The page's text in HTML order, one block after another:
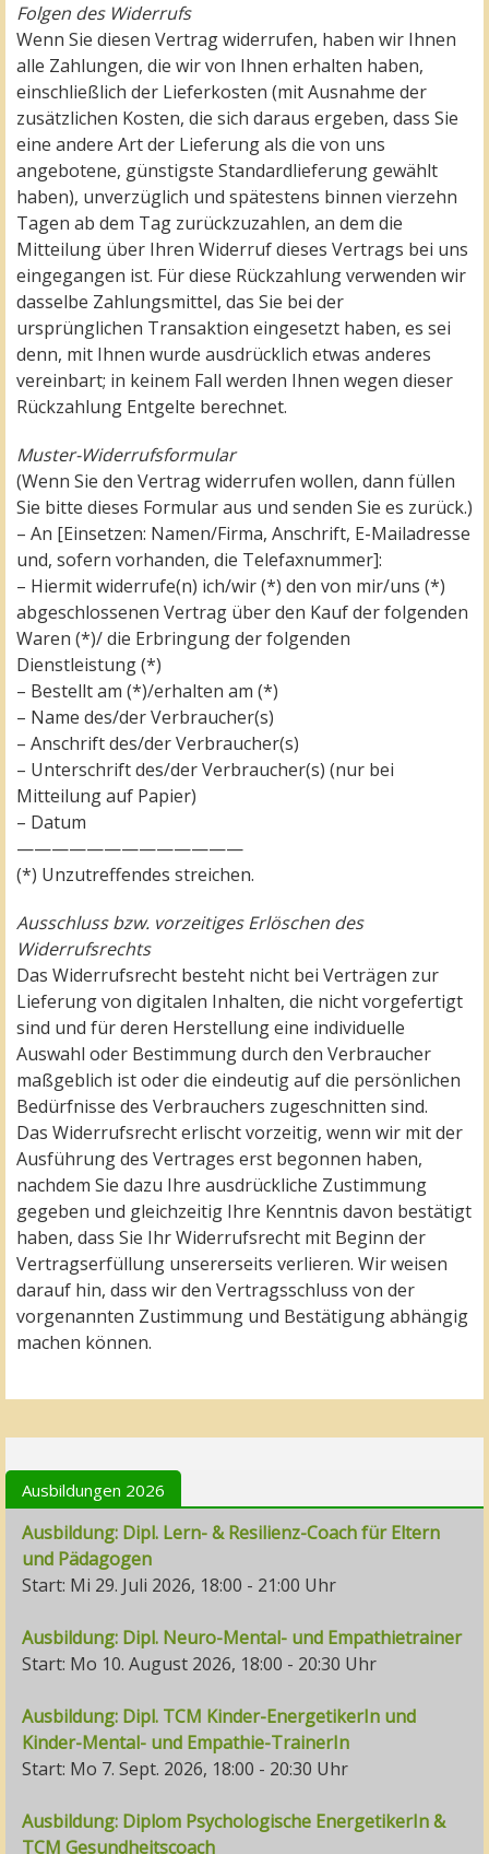
Folgen des Widerrufs
Wenn Sie diesen Vertrag widerrufen, haben wir Ihnen
alle Zahlungen, die wir von Ihnen erhalten haben,
einschließlich der Lieferkosten (mit Ausnahme der
zusätzlichen Kosten, die sich daraus ergeben, dass Sie
eine andere Art der Lieferung als die von uns
angebotene, günstigste Standardlieferung gewählt
haben), unverzüglich und spätestens binnen vierzehn
Tagen ab dem Tag zurückzuzahlen, an dem die
Mitteilung über Ihren Widerruf dieses Vertrags bei uns
eingegangen ist. Für diese Rückzahlung verwenden wir
dasselbe Zahlungsmittel, das Sie bei der
ursprünglichen Transaktion eingesetzt haben, es sei
denn, mit Ihnen wurde ausdrücklich etwas anderes
vereinbart; in keinem Fall werden Ihnen wegen dieser
Rückzahlung Entgelte berechnet.
Muster-Widerrufsformular
(Wenn Sie den Vertrag widerrufen wollen, dann füllen
Sie bitte dieses Formular aus und senden Sie es zurück.)
– An [Einsetzen: Namen/Firma, Anschrift, E-Mailadresse
und, sofern vorhanden, die Telefaxnummer]:
– Hiermit widerrufe(n) ich/wir (*) den von mir/uns (*)
abgeschlossenen Vertrag über den Kauf der folgenden
Waren (*)/ die Erbringung der folgenden
Dienstleistung (*)
– Bestellt am (*)/erhalten am (*)
– Name des/der Verbraucher(s)
– Anschrift des/der Verbraucher(s)
– Unterschrift des/der Verbraucher(s) (nur bei
Mitteilung auf Papier)
– Datum
—————————————
(*) Unzutreffendes streichen.
Ausschluss bzw. vorzeitiges Erlöschen des
Widerrufsrechts
Das Widerrufsrecht besteht nicht bei Verträgen zur
Lieferung von digitalen Inhalten, die nicht vorgefertigt
sind und für deren Herstellung eine individuelle
Auswahl oder Bestimmung durch den Verbraucher
maßgeblich ist oder die eindeutig auf die persönlichen
Bedürfnisse des Verbrauchers zugeschnitten sind.
Das Widerrufsrecht erlischt vorzeitig, wenn wir mit der
Ausführung des Vertrages erst begonnen haben,
nachdem Sie dazu Ihre ausdrückliche Zustimmung
gegeben und gleichzeitig Ihre Kenntnis davon bestätigt
haben, dass Sie Ihr Widerrufsrecht mit Beginn der
Vertragserfüllung unsererseits verlieren. Wir weisen
darauf hin, dass wir den Vertragsschluss von der
vorgenannten Zustimmung und Bestätigung abhängig
machen können.
Ausbildungen 2026
Ausbildung: Dipl. Lern- & Resilienz-Coach für Eltern
und Pädagogen
Start: Mi 29. Juli 2026, 18:00 - 21:00 Uhr
Ausbildung: Dipl. Neuro-Mental- und Empathietrainer
Start: Mo 10. August 2026, 18:00 - 20:30 Uhr
Ausbildung: Dipl. TCM Kinder-EnergetikerIn und
Kinder-Mental- und Empathie-TrainerIn
Start: Mo 7. Sept. 2026, 18:00 - 20:30 Uhr
Ausbildung: Diplom Psychologische EnergetikerIn &
TCM Gesundheitscoach